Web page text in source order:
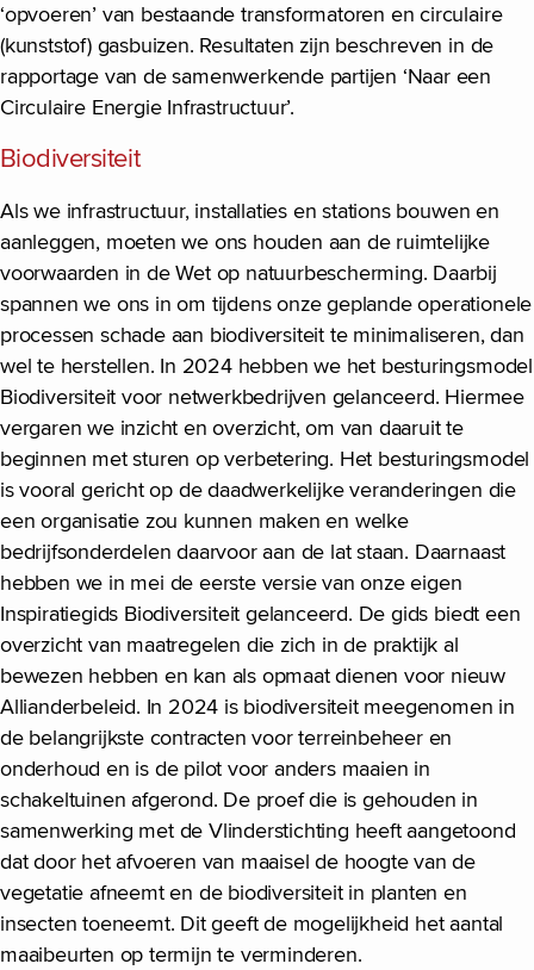
‘opvoeren’ van bestaande transformatoren en circulaire
(kunststof) gasbuizen. Resultaten zijn beschreven in de
rapportage van de samenwerkende partijen ‘Naar een
Circulaire Energie Infrastructuur’.
Biodiversiteit
Als we infrastructuur, installaties en stations bouwen en
aanleggen, moeten we ons houden aan de ruimtelijke
voorwaarden in de Wet op natuurbescherming. Daarbij
spannen we ons in om tijdens onze geplande operationele
processen schade aan biodiversiteit te minimaliseren, dan
wel te herstellen. In 2024 hebben we het besturingsmodel
Biodiversiteit voor netwerkbedrijven gelanceerd. Hiermee
vergaren we inzicht en overzicht, om van daaruit te
beginnen met sturen op verbetering. Het besturingsmodel
is vooral gericht op de daadwerkelijke veranderingen die
een organisatie zou kunnen maken en welke
bedrijfsonderdelen daarvoor aan de lat staan. Daarnaast
hebben we in mei de eerste versie van onze eigen
Inspiratiegids Biodiversiteit gelanceerd. De gids biedt een
overzicht van maatregelen die zich in de praktijk al
bewezen hebben en kan als opmaat dienen voor nieuw
Allianderbeleid. In 2024 is biodiversiteit meegenomen in
de belangrijkste contracten voor terreinbeheer en
onderhoud en is de pilot voor anders maaien in
schakeltuinen afgerond. De proef die is gehouden in
samenwerking met de Vlinderstichting heeft aangetoond
dat door het afvoeren van maaisel de hoogte van de
vegetatie afneemt en de biodiversiteit in planten en
insecten toeneemt. Dit geeft de mogelijkheid het aantal
maaibeurten op termijn te verminderen.